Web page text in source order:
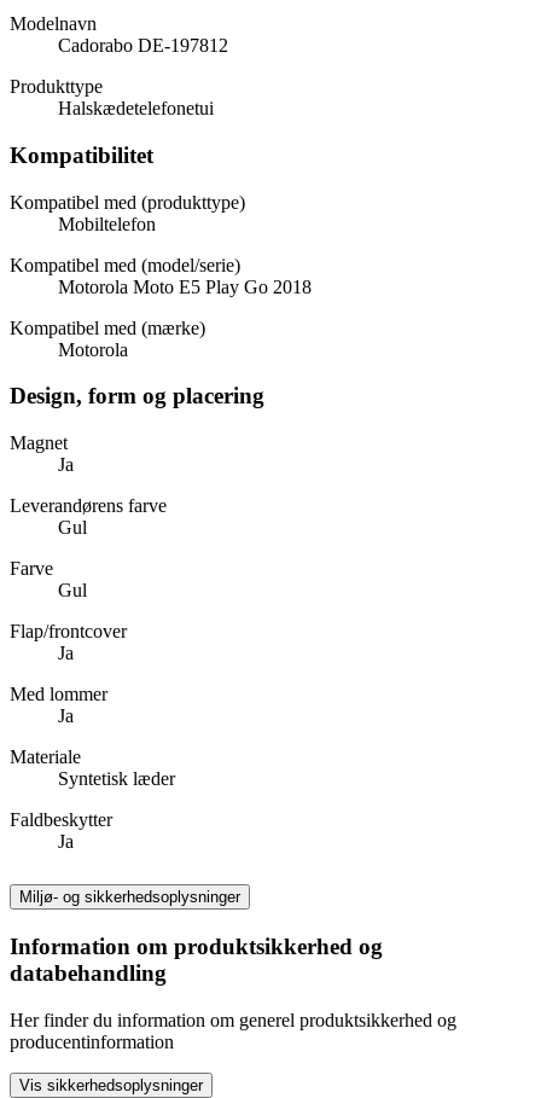
Modelnavn
Cadorabo DE-197812
Produkttype
Halskædetelefonetui
Kompatibilitet
Kompatibel med (produkttype)
Mobiltelefon
Kompatibel med (model/serie)
Motorola Moto E5 Play Go 2018
Kompatibel med (mærke)
Motorola
Design, form og placering
Magnet
Ja
Leverandørens farve
Gul
Farve
Gul
Flap/frontcover
Ja
Med lommer
Ja
Materiale
Syntetisk læder
Faldbeskytter
Ja
Miljø- og sikkerhedsoplysninger
Information om produktsikkerhed og
databehandling
Her finder du information om generel produktsikkerhed og
producentinformation
Vis sikkerhedsoplysninger